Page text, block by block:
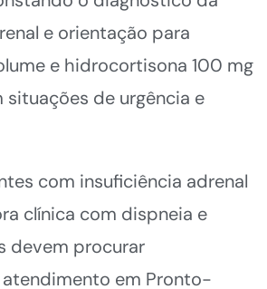
e orientação para
e hidrocortisona 100 mg
situações de urgência e
com insuficiência adrenal
clínica com dispneia e
devem procurar
em Pronto-